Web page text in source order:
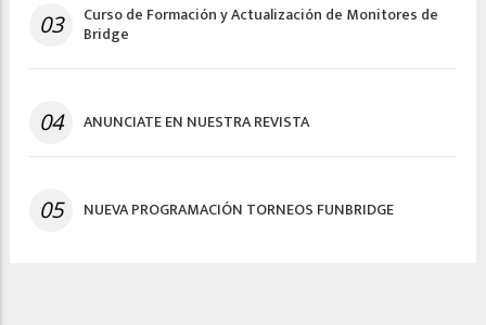
03 Curso de Formación y Actualización de Monitores de
Bridge
04 ANUNCIATE EN NUESTRA REVISTA
05 NUEVA PROGRAMACIÓN TORNEOS FUNBRIDGE